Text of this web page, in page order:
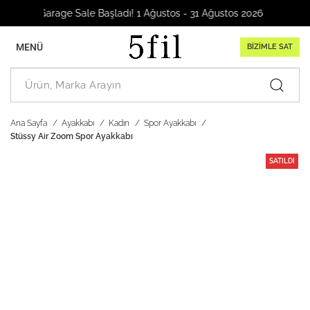
Garage Sale Başladı! 1 Ağustos - 31 Ağustos 2026
MENÜ BİZİMLE SAT
Ana Sayfa Ayakkabı Kadın
Spor Ayakkabı
Stüssy Air Zoom Spor Ayakkabı
SATILDI